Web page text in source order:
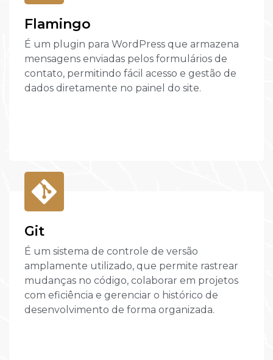
Flamingo
É um plugin para WordPress que armazena
mensagens enviadas pelos formulários de
contato, permitindo fácil acesso e gestão de
dados diretamente no painel do site.
Git
É um sistema de controle de versão
amplamente utilizado, que permite rastrear
mudanças no código, colaborar em projetos
com eficiência e gerenciar o histórico de
desenvolvimento de forma organizada.